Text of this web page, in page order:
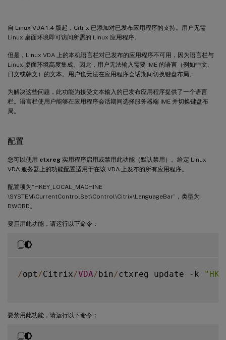
自 Linux VDA 1.4 版起，Citrix 已添加对已发布应用程序的支持。用户无需
Linux 桌面环境即可访问所需的 Linux 应用程序。
但是，Linux VDA 上的本机语言栏对已发布的应用程序不可用，因为语言栏与
Linux 桌面环境高度集成。因此，用户无法输入需要 IME 的语言（例如中文、
日文或韩文）的文本。用户也无法在应用程序会话期间切换键盘布局。
为解决这些问题，此功能为接受文本输入的已发布应用程序提供了一个语言
栏。语言栏使用户能够在应用程序会话期间选择服务器端 IME 并切换键盘布
局。
配置
您可以使用 ctxreg 实用程序启用或禁用此功能（默认禁用）。给定 Linux
VDA 服务器上的功能配置适用于在该 VDA 上发布的所有应用程序。
配置项为“HKEY_LOCAL_MACHINE
\SYSTEM\CurrentControlSet\Control\Citrix\LanguageBar”，类型为
DWORD。
要启用此功能，请运行以下命令：
/opt /Citrix/VDA/bin/ctxreg update - k
要禁用此功能，请运行以下命令：